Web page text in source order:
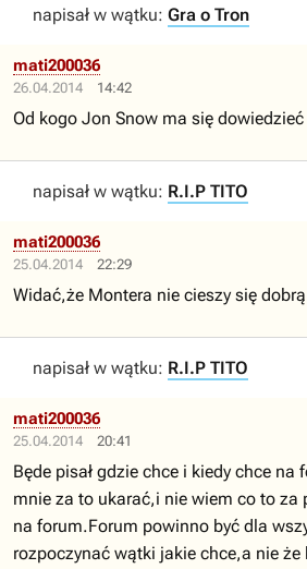
napisał w wątku: Gra o Tron
26.04.2014 14:42
mati200036
Od kogo Jon Snow ma się
napisał w wątku: R.I.P TITO
25.04.2014 22:29
mati200036
Widać,że Montera nie cieszy się
napisał w wątku: R.I.P TITO
25.04.2014 20:41
mati200036
Będe pisał gdzie chce i kiedy chce
mnie za to ukarać,i nie wiem co to za
na forum.Forum powinno być dla
rozpoczynać wątki jakie chce,a nie że